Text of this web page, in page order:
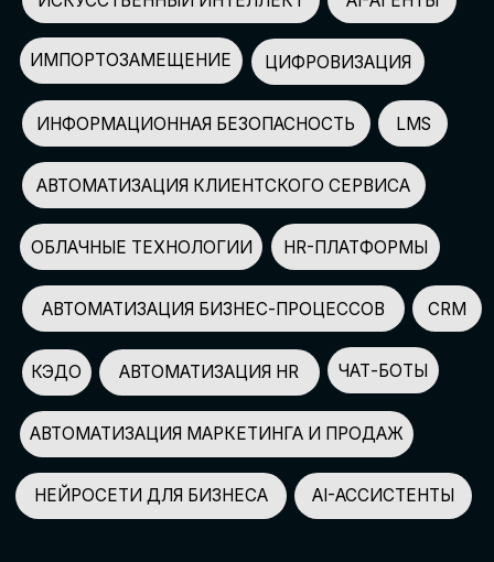
НЕЙРОСЕТИ ДЛЯ БИЗНЕСА
АВТОМАТИЗАЦИЯ МАРКЕТИНГА И ПРОДАЖ
AI-АССИСТЕНТЫ
СПИКЕРОВ
150+
ПАРТНЕРОВ
100+
УЧАСТНИКОВ
2500+
GLOBAL TECH FORUM –